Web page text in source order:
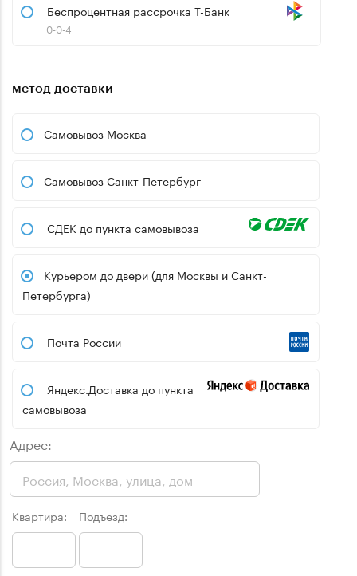
Беспроцентная рассрочка Т-Банк
0-0-4
метод доставки
Самовывоз Москва
Самовывоз Санкт-Петербург
СДЕК до пункта самовывоза
Курьером до двери (для Москвы и Санкт-
Петербурга)
Почта России
Яндекс.Доставка до пункта
самовывоза
Адрес:
Квартира: Подъезд: